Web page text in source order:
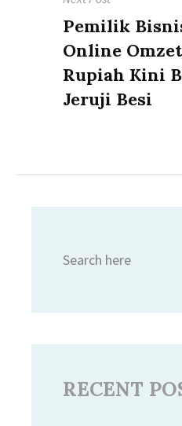
Next
post:
Pemilik
Online
Rupiah Kini
Jeruji Besi
for:
RECENT